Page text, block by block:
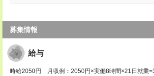
募集情報
給与
時給2050円 月収例：2050円×実働8時間×21日就業